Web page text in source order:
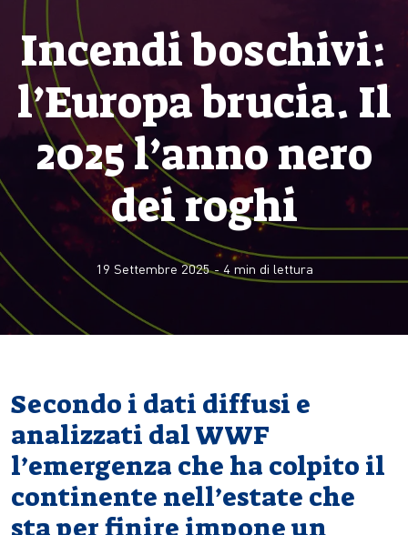
Incendi boschivi:
l’Europa brucia. Il
2025 l’anno nero
dei roghi
19 Settembre 2025- 4min di lettura
Secondo i dati diffusi e
analizzati dal WWF
l’emergenza che ha colpito il
continente nell’estate che
sta per finire impone un